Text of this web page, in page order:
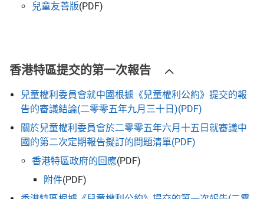
兒童友善版(PDF)
香港特區提交的第一次報告
兒童權利委員會就中國根據《兒童權利公約》提交的報
告的審議結論(二零零五年九月三十日)(PDF)
關於兒童權利委員會於二零零五年六月十五日就審議中
國的第二次定期報告擬訂的問題清單(PDF)
香港特區政府的回應(PDF)
附件(PDF)